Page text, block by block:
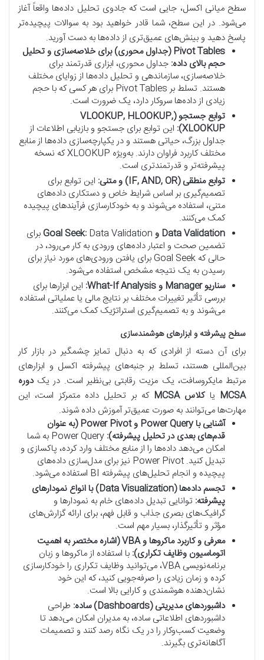
سطح میانی اکسل، جایی است که جادوی تحلیل داده‌ها واقعاً آغاز
می‌شود. در این سطح، شما قادر خواهید بود به سوالات پیچیده‌تر
پاسخ دهید و بینش‌های عمیق‌تری از داده‌ها به دست آورید.
Pivot Tables (جداول محوری) برای خلاصه‌سازی و تحلیل
حجم بالای داده: جداول محوری، ابزاری قدرتمند برای
خلاصه‌سازی، سازماندهی و تحلیل داده‌ها از زوایای مختلف
هستند. تسلط بر Pivot Tables برای هر کسی که با حجم
زیادی از داده‌ها سروکار دارد، یک ضرورت است.
توابع جستجو (VLOOKUP, HLOOKUP,
XLOOKUP): این توابع برای جستجو و بازیابی اطلاعات از
جداول بزرگ، حیاتی هستند و در یکپارچه‌سازی داده‌ها از منابع
مختلف کاربرد فراوان دارند. به‌ویژه XLOOKUP که نسخه
پیشرفته‌تر و قدرتمندتری است.
توابع منطقی (IF, AND, OR) و متنی:
این توابع برای
تصمیم‌گیری بر اساس شرایط خاص و دستکاری داده‌های
متنی، استفاده می‌شوند و به خودکارسازی فرآیندهای پیچیده
کمک می‌کنند.
Data Validation و Goal Seek:
Data Validation برای
تضمین صحت و اعتبار داده‌های ورودی به کار می‌رود، در
حالی که Goal Seek برای یافتن ورودی‌های مورد نیاز برای
رسیدن به یک نتیجه مشخص استفاده می‌شود.
سناریو Manager و What-If Analysis:
این ابزارها برای
بررسی تأثیر تغییرات مختلف بر نتایج مالی یا عملیاتی استفاده
می‌شوند و به تصمیم‌گیری استراتژیک کمک می‌کنند.
سطح پیشرفته و ابزارهای هوشمندسازی
برای آن دسته از افرادی که به دنبال تمایز چشمگیر در بازار کار
بین‌المللی هستند، تسلط بر جنبه‌های پیشرفته اکسل و ابزارهای
مرتبط مایکروسافت، یک مزیت رقابتی بی‌نظیر است. در یک دوره
MCSA یا کلاس MCSA
که بر تحلیل داده متمرکز است، این
مهارت‌ها می‌توانند به صورت عمیق‌تر آموزش داده شوند.
آشنایی با Power Query و Power Pivot (به عنوان
قدم‌های بعدی در تحلیل پیشرفته):
Power Query به شما
امکان می‌دهد داده‌ها را از منابع مختلف وارد کرده، پاکسازی و
تبدیل کنید. Power Pivot نیز برای مدل‌سازی داده‌های
پیچیده و انجام تحلیل‌های پیشرفته BI استفاده می‌شود.
تجسم داده‌ها (Data Visualization) با انواع نمودارهای
پیشرفته: توانایی تبدیل داده‌های خام به نمودارها و
گرافیک‌های بصری جذاب و قابل فهم، برای ارائه گزارش‌های
مؤثر و تأثیرگذار، بسیار مهم است.
معرفی و کاربرد ماکروها و VBA (اشاره مختصر به اهمیت
اتوماسیون وظایف تکراری): با استفاده از ماکروها و زبان
برنامه‌نویسی VBA، می‌توانید وظایف تکراری را خودکارسازی
کرده و زمان زیادی را صرفه‌جویی کنید، که این خود
نشان‌دهنده هوشمندی و کارایی بالا است.
داشبوردهای مدیریتی (Dashboards) ساده:
طراحی
داشبوردهای اطلاعاتی ساده، به مدیران امکان می‌دهد تا
وضعیت کسب‌وکار را در یک نگاه رصد کنند و تصمیمات
آگاهانه‌تری بگیرند.